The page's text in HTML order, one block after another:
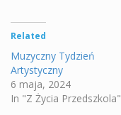
Related
Muzyczny Tydzień
Artystyczny
6 maja, 2024
In "Z Życia Przedszkola"